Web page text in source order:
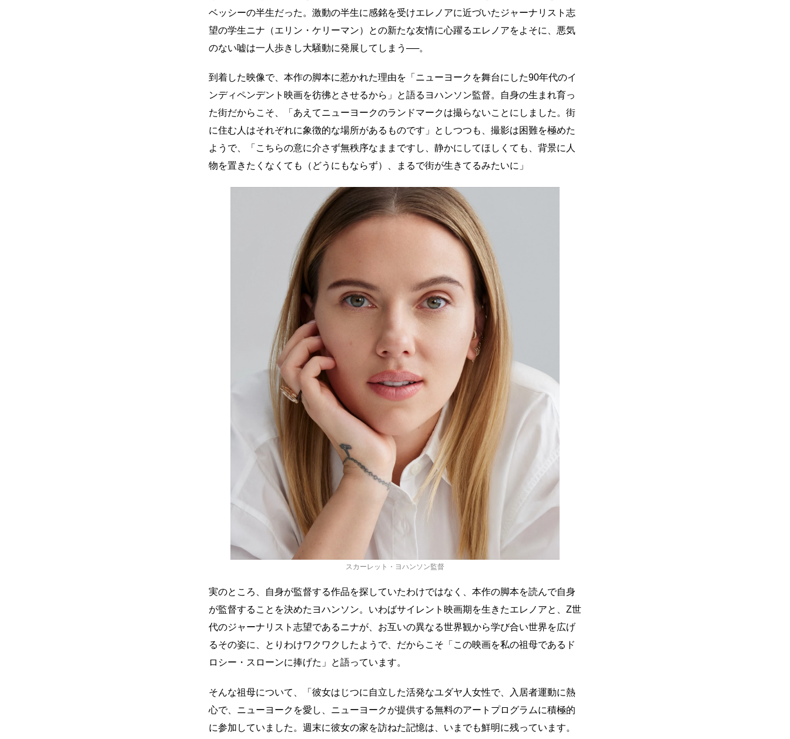
ベッシーの半生だった。激動の半生に感銘を受けエレノアに近づいたジャーナリスト志
望の学生ニナ（エリン・ケリーマン）との新たな友情に心躍るエレノアをよそに、悪気
のない嘘は一人歩きし大騒動に発展してしまう──。
到着した映像で、本作の脚本に惹かれた理由を「ニューヨークを舞台にした90年代のイ
ンディペンデント映画を彷彿とさせるから」と語るヨハンソン監督。自身の生まれ育っ
た街だからこそ、「あえてニューヨークのランドマークは撮らないことにしました。街
に住む人はそれぞれに象徴的な場所があるものです」としつつも、撮影は困難を極めた
ようで、「こちらの意に介さず無秩序なままですし、静かにしてほしくても、背景に人
物を置きたくなくても（どうにもならず）、まるで街が生きてるみたいに」
スカーレット・ヨハンソン監督
実のところ、自身が監督する作品を探していたわけではなく、本作の脚本を読んで自身
が監督することを決めたヨハンソン。いわばサイレント映画期を生きたエレノアと、Z世
代のジャーナリスト志望であるニナが、お互いの異なる世界観から学び合い世界を広げ
るその姿に、とりわけワクワクしたようで、だからこそ「この映画を私の祖⺟であるド
ロシー・スローンに捧げた」と語っています。
そんな祖母について、「彼⼥はじつに⾃⽴した活発なユダヤ⼈⼥性で、⼊居者運動に熱
⼼で、ニューヨークを愛し、ニューヨークが提供する無料のアートプログラムに積極的
に参加していました。週末に彼⼥の家を訪ねた記憶は、いまでも鮮明に残っています。